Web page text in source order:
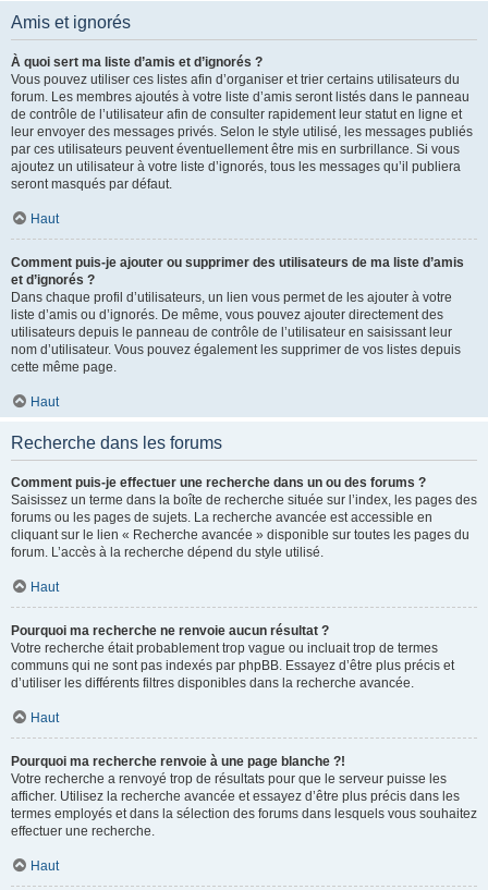
Amis et ignorés
À quoi sert ma liste d’amis et d’ignorés ?
Vous pouvez utiliser ces listes afin d’organiser et trier certains utilisateurs du
forum. Les membres ajoutés à votre liste d’amis seront listés dans le panneau
de contrôle de l’utilisateur afin de consulter rapidement leur statut en ligne et
leur envoyer des messages privés. Selon le style utilisé, les messages publiés
par ces utilisateurs peuvent éventuellement être mis en surbrillance. Si vous
ajoutez un utilisateur à votre liste d’ignorés, tous les messages qu’il publiera
seront masqués par défaut.
Haut
Comment puis-je ajouter ou supprimer des utilisateurs de ma liste d’amis
et d’ignorés ?
Dans chaque profil d’utilisateurs, un lien vous permet de les ajouter à votre
liste d’amis ou d’ignorés. De même, vous pouvez ajouter directement des
utilisateurs depuis le panneau de contrôle de l’utilisateur en saisissant leur
nom d’utilisateur. Vous pouvez également les supprimer de vos listes depuis
cette même page.
Haut
Recherche dans les forums
Comment puis-je effectuer une recherche dans un ou des forums ?
Saisissez un terme dans la boîte de recherche située sur l’index, les pages des
forums ou les pages de sujets. La recherche avancée est accessible en
cliquant sur le lien « Recherche avancée » disponible sur toutes les pages du
forum. L’accès à la recherche dépend du style utilisé.
Haut
Pourquoi ma recherche ne renvoie aucun résultat ?
Votre recherche était probablement trop vague ou incluait trop de termes
communs qui ne sont pas indexés par phpBB. Essayez d’être plus précis et
d’utiliser les différents filtres disponibles dans la recherche avancée.
Haut
Pourquoi ma recherche renvoie à une page blanche ?!
Votre recherche a renvoyé trop de résultats pour que le serveur puisse les
afficher. Utilisez la recherche avancée et essayez d’être plus précis dans les
termes employés et dans la sélection des forums dans lesquels vous souhaitez
effectuer une recherche.
Haut